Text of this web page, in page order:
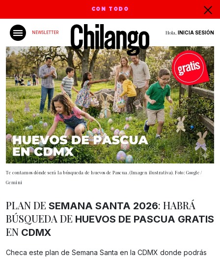
CON TODO
NEWSLETTER Hola, INICIA SESIÓN
Te contamos dónde será la búsqueda de huevos de Pascua. (Imagen ilustrativa). Foto: Google /
Gemini
PLAN DE SEMANA SANTA 2026: HABRÁ
BÚSQUEDA DE HUEVOS DE PASCUA GRATIS
EN CDMX
Checa este plan de Semana Santa en la CDMX donde podrás